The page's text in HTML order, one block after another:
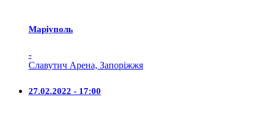
Маріуполь
-
Славутич Арена, Запоріжжя
27.02.2022 - 17:00